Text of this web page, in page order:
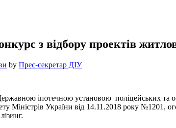
з відбору проектів
by Прес-секретар ДІУ
іпотечною установою поліцейських та
Міністрів України від 14.11.2018 року №1201,